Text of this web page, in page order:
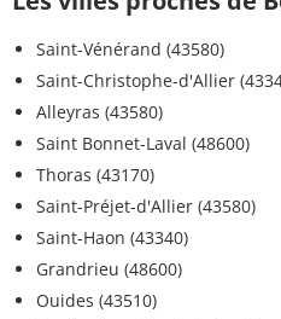
Saint-Vénérand (43580)
Saint-Christophe-d'Allier
Alleyras (43580)
Saint Bonnet-Laval (48600)
Thoras (43170)
Saint-Préjet-d'Allier (43580)
Saint-Haon (43340)
Grandrieu (48600)
Ouides (43510)